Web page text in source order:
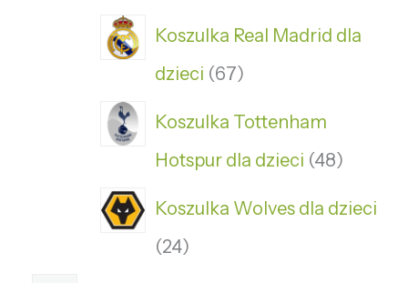
Koszulka Real Madrid dla
dzieci 67
Koszulka Tottenham
Hotspur dla dzieci 48
Koszulka Wolves dla dzieci
24